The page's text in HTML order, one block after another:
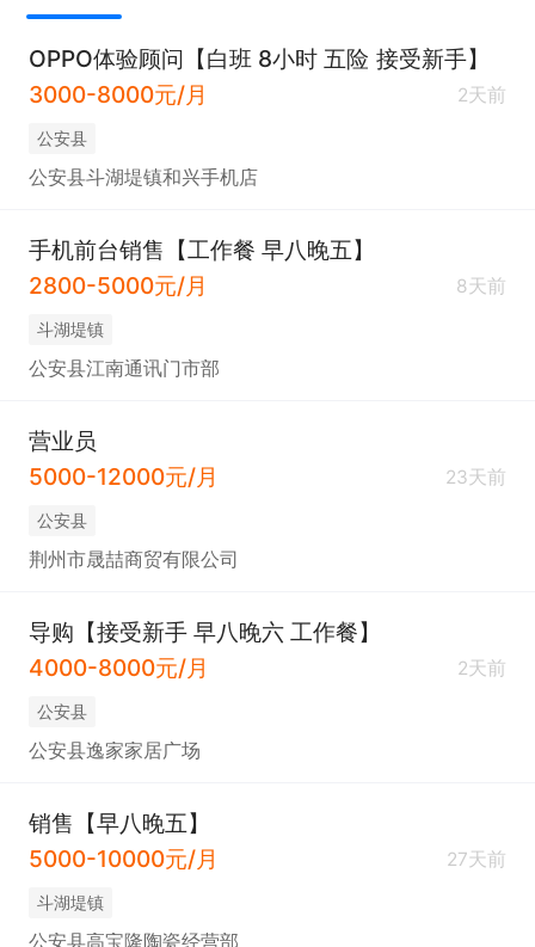
OPPO体验顾问【白班 8小时 五险 接受新手】
3000-8000元/月
2天前
公安县
公安县斗湖堤镇和兴手机店
手机前台销售【工作餐 早八晚五】
2800-5000元/月
8天前
斗湖堤镇
公安县江南通讯门市部
营业员
5000-12000元/月
23天前
公安县
荆州市晟喆商贸有限公司
导购【接受新手 早八晚六 工作餐】
4000-8000元/月
2天前
公安县
公安县逸家家居广场
销售【早八晚五】
5000-10000元/月
27天前
斗湖堤镇
公安县高宝隆陶瓷经营部